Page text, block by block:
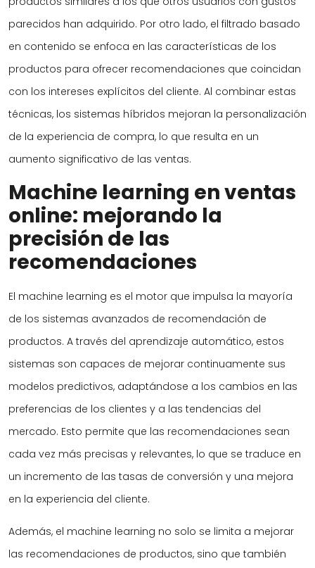
parecidos han adquirido. Por otro lado, el filtrado basado
en contenido se enfoca en las características de los
productos para ofrecer recomendaciones que coincidan
con los intereses explícitos del cliente. Al combinar estas
técnicas, los sistemas híbridos mejoran la personalización
de la experiencia de compra, lo que resulta en un
aumento significativo de las ventas.
Machine learning en ventas
online: mejorando la
precisión de las
recomendaciones
El machine learning es el motor que impulsa la mayoría
de los sistemas avanzados de recomendación de
productos. A través del aprendizaje automático, estos
sistemas son capaces de mejorar continuamente sus
modelos predictivos, adaptándose a los cambios en las
preferencias de los clientes y a las tendencias del
mercado. Esto permite que las recomendaciones sean
cada vez más precisas y relevantes, lo que se traduce en
un incremento de las tasas de conversión y una mejora
en la experiencia del cliente.
Además, el machine learning no solo se limita a mejorar
las recomendaciones de productos, sino que también